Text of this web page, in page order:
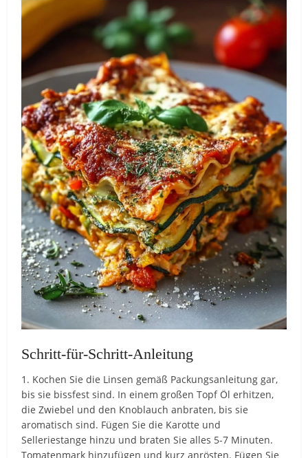
Schritt-für-Schritt-Anleitung
1. Kochen Sie die Linsen gemäß Packungsanleitung gar,
bis sie bissfest sind. In einem großen Topf Öl erhitzen,
die Zwiebel und den Knoblauch anbraten, bis sie
aromatisch sind. Fügen Sie die Karotte und
Selleriestange hinzu und braten Sie alles 5-7 Minuten.
Tomatenmark hinzufügen und kurz anrösten. Fügen Sie